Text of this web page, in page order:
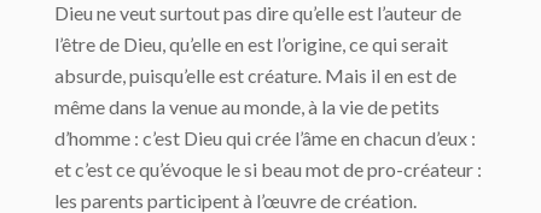
Dieu ne veut surtout pas dire qu’elle est l’auteur de
l’être de Dieu, qu’elle en est l’origine, ce qui serait
absurde, puisqu’elle est créature. Mais il en est de
même dans la venue au monde, à la vie de petits
d’homme : c’est Dieu qui crée l’âme en chacun d’eux :
et c’est ce qu’évoque le si beau mot de pro-créateur :
les parents participent à l’œuvre de création.